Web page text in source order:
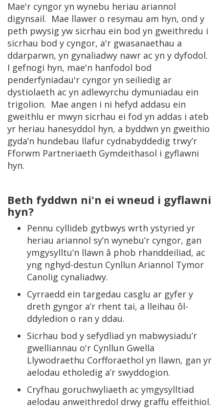
Mae'r cyngor yn wynebu heriau ariannol
digynsail. Mae llawer o resymau am hyn, ond y
peth pwysig yw sicrhau ein bod yn gweithredu i
sicrhau bod y cyngor, a'r gwasanaethau a
ddarparwn, yn gynaliadwy nawr ac yn y dyfodol.
I gefnogi hyn, mae'n hanfodol bod
penderfyniadau'r cyngor yn seiliedig ar
dystiolaeth ac yn adlewyrchu dymuniadau ein
trigolion. Mae angen i ni hefyd addasu ein
gweithlu er mwyn sicrhau ei fod yn addas i ateb
yr heriau hanesyddol hyn, a byddwn yn gweithio
gyda’n hundebau llafur cydnabyddedig trwy’r
Fforwm Partneriaeth Gymdeithasol i gyflawni
hyn.
Beth fyddwn ni'n ei wneud i gyflawni
hyn?
Pennu cyllideb gytbwys wrth ystyried yr
heriau ariannol sy’n wynebu’r cyngor, gan
ymgysylltu’n llawn â phob rhanddeiliad, ac
yng nghyd-destun Cynllun Ariannol Tymor
Canolig cynaliadwy.
Cyrraedd ein targedau casglu ar gyfer y
dreth gyngor a’r rhent tai, a lleihau ôl-
ddyledion o ran y ddau.
Sicrhau bod y sefydliad yn mabwysiadu’r
gwelliannau o'r Cynllun Gwella
Llywodraethu Corfforaethol yn llawn, gan yr
aelodau etholedig a’r swyddogion.
Cryfhau goruchwyliaeth ac ymgysylltiad
aelodau anweithredol drwy graffu effeithiol.